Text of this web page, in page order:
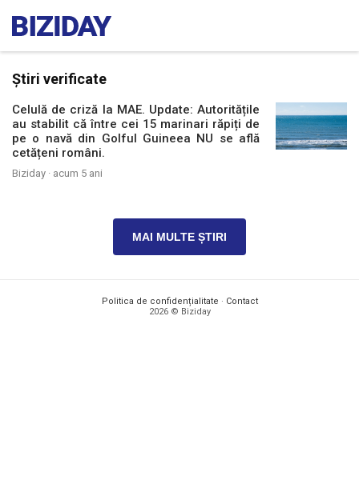
Știri verificate
Celulă de criză la MAE. Update: Autoritățile
au stabilit că între cei 15 marinari răpiți de
pe o navă din Golful Guineea NU se află
cetățeni români.
Biziday · acum 5 ani
MAI MULTE ȘTIRI
Politica de confidențialitate · Contact
2026 © Biziday